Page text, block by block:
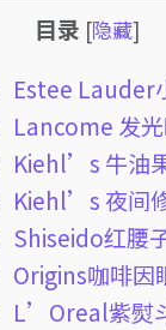
目录 [隐藏]
Estee Lauder
Lancome 发
Kiehl’s 牛油
Kiehl’s 夜间
Shiseido红腰
Origins咖啡因
L’Oreal紫熨